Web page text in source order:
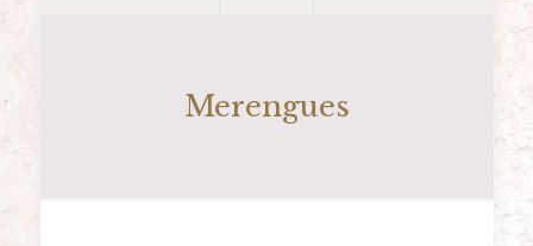
Merengues